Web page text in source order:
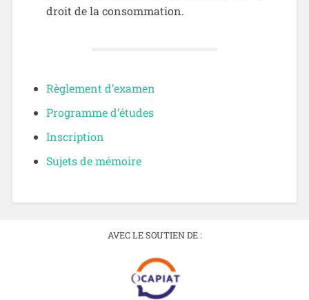
droit de la consommation.
Règlement d’examen
Programme d’études
Inscription
Sujets de mémoire
AVEC LE SOUTIEN DE :